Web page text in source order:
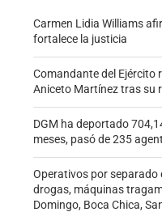
Carmen Lidia Williams
fortalece la justicia
Comandante del Ejército
Aniceto Martínez tras su
DGM ha deportado
meses, pasó de 235
Operativos por separado
drogas, máquinas
Domingo, Boca Chica,